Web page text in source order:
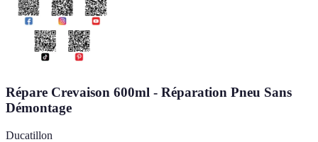
Répare Crevaison 600ml - Réparation Pneu Sans
Démontage
Ducatillon